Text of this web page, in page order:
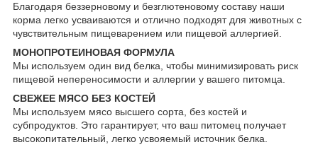
Благодаря беззерновому и безглютеновому составу наши
корма легко усваиваются и отлично подходят для животных с
чувствительным пищеварением или пищевой аллергией.
МОНОПРОТЕИНОВАЯ ФОРМУЛА
Мы используем один вид белка, чтобы минимизировать риск
пищевой непереносимости и аллергии у вашего питомца.
СВЕЖЕЕ МЯСО БЕЗ КОСТЕЙ
Мы используем мясо высшего сорта, без костей и
субпродуктов. Это гарантирует, что ваш питомец получает
высокопитательный, легко усвояемый источник белка.